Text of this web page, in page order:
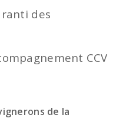
des
CCV
de la